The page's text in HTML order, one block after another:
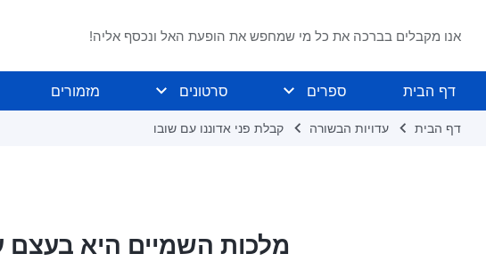
אנו מקבלים בברכה את כל מי שמחפש את הופעת האל ונכסף אליה!
דף הבית ספרים סרטונים מזמורים
דף הבית עדויות הבשורה קבלת פני אדוננו עם שובו
מלכות השמיים היא בעצם